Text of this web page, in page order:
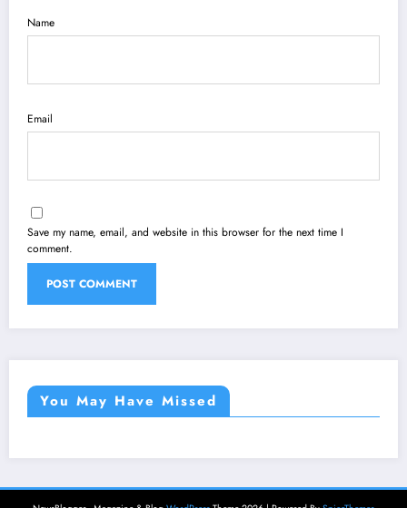
Name
Email
Save my name, email, and website in this browser for the next time I
comment.
You May Have Missed